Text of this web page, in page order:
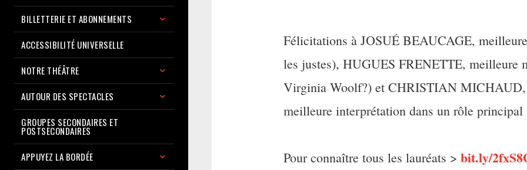
BILLETTERIE ET ABONNEMENTS
ACCESSIBILITÉ UNIVERSELLE
NOTRE THÉÂTRE
AUTOUR DES SPECTACLES
GROUPES SECONDAIRES ET
POSTSECONDAIRES
APPUYEZ LA BORDÉE
Félicitations à JOSUÉ BEAUCAGE,
les justes), HUGUES FRENETTE, meilleure
Virginia Woolf?) et CHRISTIAN
meilleure interprétation dans un rôle
Pour connaître tous les lauréats > bit.ly/